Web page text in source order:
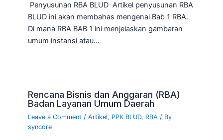
Penyusunan RBA BLUD Artikel penyusunan RBA
BLUD ini akan membahas mengenai Bab 1 RBA.
Di mana RBA BAB 1 ini menjelaskan gambaran
umum instansi atau…
Rencana Bisnis dan Anggaran (RBA)
Badan Layanan Umum Daerah
Leave a Comment /Artikel, PPK BLUD, RBA / By
syncore